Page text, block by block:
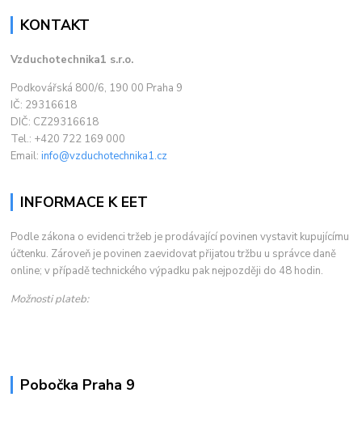
KONTAKT
Vzduchotechnika1 s.r.o.
Podkovářská 800/6, 190 00 Praha 9
IČ: 29316618
DIČ: CZ29316618
Tel.: +420 722 169 000
Email:info@vzduchotechnika1.cz
INFORMACE K EET
Podle zákona o evidenci tržeb je prodávající povinen vystavit kupujícímu
účtenku. Zároveň je povinen zaevidovat přijatou tržbu u správce daně
online; v případě technického výpadku pak nejpozději do 48 hodin.
Možnosti plateb:
Pobočka Praha 9